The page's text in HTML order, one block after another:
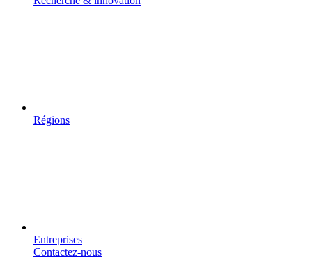
Régions
Entreprises
Contactez-nous